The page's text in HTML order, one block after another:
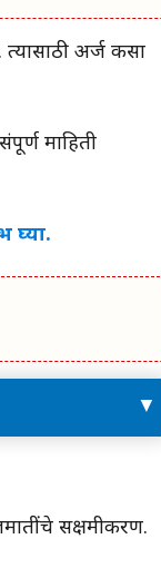
अर्ज कसा
माहिती
घ्या.
| Jamin
सहायक
सक्षमीकरण.